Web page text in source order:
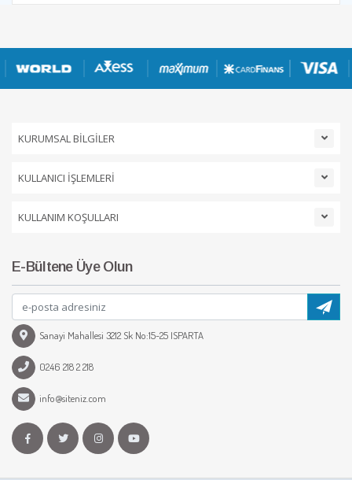
KURUMSAL BİLGİLER
KULLANICI İŞLEMLERİ
KULLANIM KOŞULLARI
E-Bültene Üye Olun
Sanayi Mahallesi 3212 Sk No:15-25 ISPARTA
0246 218 2 218
info@siteniz.com